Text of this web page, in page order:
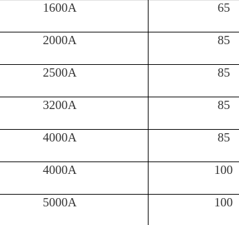
1600A 65
2000A 85
2500A 85
3200A 85
4000A 85
4000A 100
5000A 100